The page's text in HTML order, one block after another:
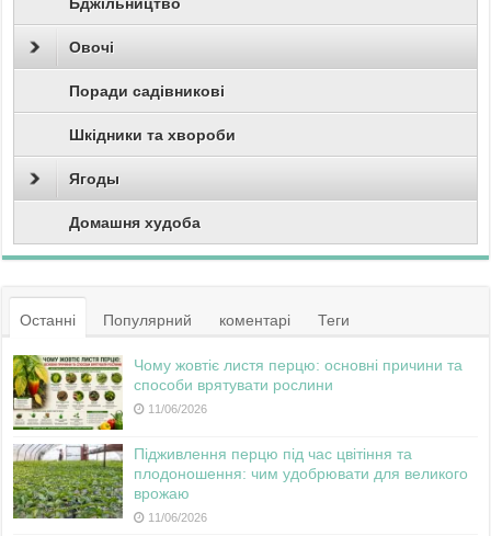
Овочі
Поради садівникові
Шкідники та хвороби
Ягоды
Домашня худоба
Останні Популярний коментарі Теги
Чому жовтіє листя перцю: основні причини та
способи врятувати рослини
11/06/2026
Підживлення перцю під час цвітіння та
плодоношення: чим удобрювати для великого
врожаю
11/06/2026